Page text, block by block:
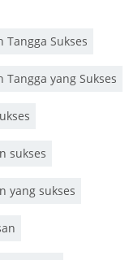
Tangga Sukses
Tangga yang Sukses
sukses
yang sukses